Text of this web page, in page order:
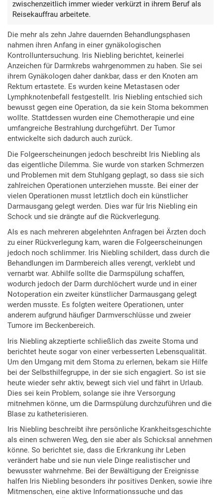
zwischenzeitlich immer wieder verkürzt in ihrem Beruf als
Reisekauffrau arbeitete.
Die mehr als zehn Jahre dauernden Behandlungsphasen
nahmen ihren Anfang in einer gynäkologischen
Kontrolluntersuchung. Iris Niebling berichtet, keinerlei
Anzeichen für Darmkrebs wahrgenommen zu haben. Sie sei
ihrem Gynäkologen daher dankbar, dass er den Knoten am
Rektum ertastete. Es wurden keine Metastasen oder
Lymphknotenbefall festgestellt. Iris Niebling entschied sich
bewusst gegen eine Operation, da sie kein Stoma bekommen
wollte. Stattdessen wurden eine Chemotherapie und eine
umfangreiche Bestrahlung durchgeführt. Der Tumor
entwickelte sich dadurch auch zurück.
Die Folgeerscheinungen jedoch beschreibt Iris Niebling als
das eigentliche Dilemma. Sie wurde von starken Schmerzen
und Problemen mit dem Stuhlgang geplagt, so dass sie sich
zahlreichen Operationen unterziehen musste. Bei einer der
vielen Operationen musst letztlich doch ein künstlicher
Darmausgang gelegt werden. Dies war für Iris Niebling ein
Schock und sie drängte auf die Rückverlegung.
Als es nach mehreren abgelehnten Anfragen bei Ärzten doch
zu einer Rückverlegung kam, waren die Folgeerscheinungen
jedoch noch schlimmer. Iris Niebling schildert, dass durch die
Behandlungen im Darmbereich alles verengt, verklebt und
vernarbt war. Abhilfe sollte die Darmspülung schaffen,
wodurch jedoch der Darm durchlöchert wurde und in einer
Notoperation ein zweiter künstlicher Darmausgang gelegt
werden musste. Es folgten weitere Operationen, unter
anderem aufgrund häufiger Darmverschlüsse und zweier
Tumore im Beckenbereich.
Iris Niebling akzeptierte schließlich das zweite Stoma und
berichtet heute sogar von einer verbesserten Lebensqualität.
Um den Umgang mit dem Stoma zu erlernen, bekam sie Hilfe
bei der Selbsthilfegruppe, in der sie sich engagiert. So ist sie
heute wieder sehr aktiv, bewegt sich viel und fährt in Urlaub.
Dies sei kein Problem, solange sie ihre Versorgung
mitnehmen könne, um die Darmspülung durchzuführen und die
Blase zu katheterisieren.
Iris Niebling beschreibt ihre persönliche Krankheitsgeschichte
als einen schweren Weg, den sie aber als Schicksal annehmen
könne. So berichtet sie, dass die Erkrankung ihr Leben
verändert habe und sie nun viele Dinge realistischer und
bewusster wahrnehme. Bei der Bewältigung der Ereignisse
halfen Iris Niebling besonders ihr positives Denken, sowie ihre
Mitmenschen, eine aktive Informationssuche und das